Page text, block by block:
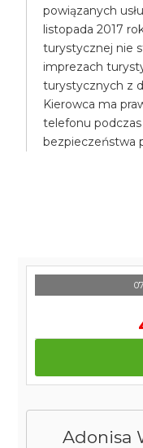
powiązanych
listopada 2017
turystycznej nie
imprezach
turystycznych z
Kierowca ma
telefonu
bezpieczeństwa
Adonisa